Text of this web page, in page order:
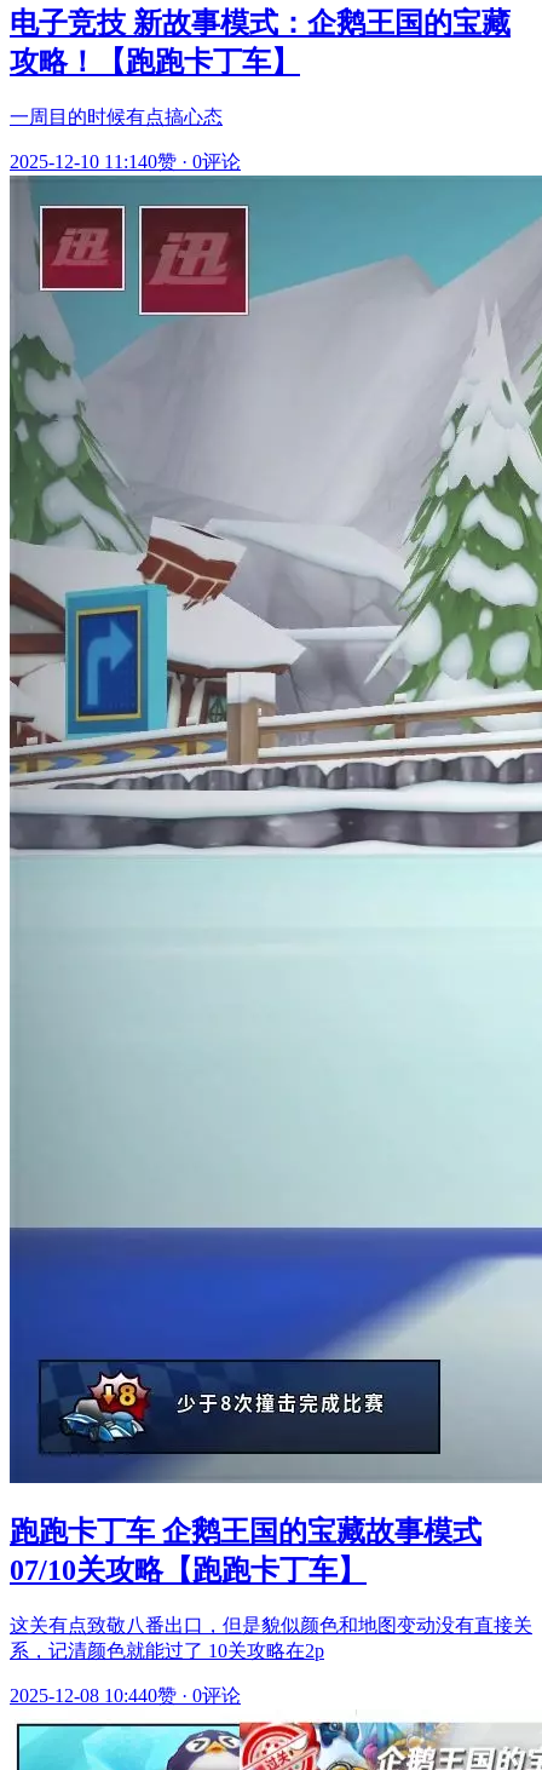
电子竞技 新故事模式：企鹅王国的宝藏
攻略！【跑跑卡丁车】
一周目的时候有点搞心态
2025-12-10 11:140赞 · 0评论
跑跑卡丁车 企鹅王国的宝藏故事模式
07/10关攻略【跑跑卡丁车】
这关有点致敬八番出口，但是貌似颜色和地图变动没有直接关
系，记清颜色就能过了 10关攻略在2p
2025-12-08 10:440赞 · 0评论